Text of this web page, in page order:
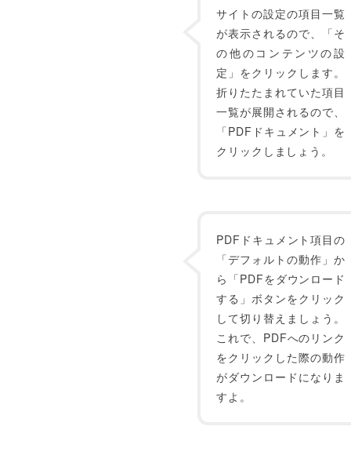
サイトの設定の項目一覧
が表示されるので、「そ
の他のコンテンツの設
定」をクリックします。
折りたたまれていた項目
一覧が展開されるので、
「PDFドキュメント」を
クリックしましょう。
PDFドキュメント項目の
「デフォルトの動作」か
ら「PDFをダウンロード
する」ボタンをクリック
して切り替えましょう。
これで、PDFへのリンク
をクリックした際の動作
がダウンロードになりま
すよ。